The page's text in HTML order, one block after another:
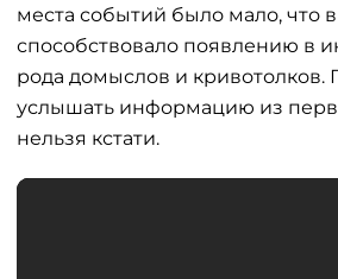
места событий было мало, что
способствовало появлению в
рода домыслов и кривотолков.
услышать информацию из
нельзя кстати.